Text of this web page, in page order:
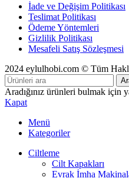
İade ve Değişim Politikası
Teslimat Politikası
Ödeme Yöntemleri
Gizlilik Politikası
Mesafeli Satış Sözleşmesi
2024 eylulhobi.com © Tüm
Aradığınız ürünleri bulmak için
Kapat
Menü
Kategoriler
Ciltleme
Cilt Kapakları
Evrak İmha